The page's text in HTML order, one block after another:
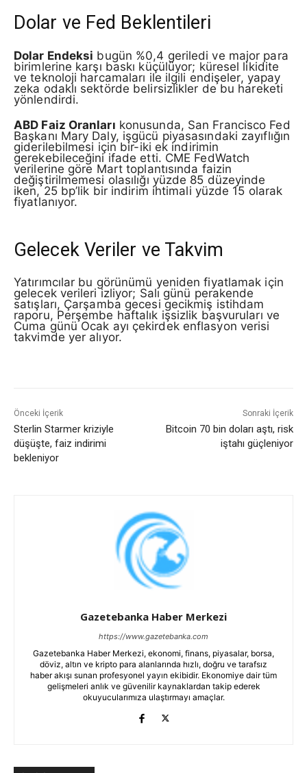
Dolar ve Fed Beklentileri
Dolar Endeksi bugün %0,4 geriledi ve major para
birimlerine karşı baskı küçülüyor; küresel likidite
ve teknoloji harcamaları ile ilgili endişeler, yapay
zeka odaklı sektörde belirsizlikler de bu hareketi
yönlendirdi.
ABD Faiz Oranları konusunda, San Francisco Fed
Başkanı Mary Daly, işgücü piyasasındaki zayıflığın
giderilebilmesi için bir-iki ek indirimin
gerekebileceğini ifade etti. CME FedWatch
verilerine göre Mart toplantısında faizin
değiştirilmemesi olasılığı yüzde 85 düzeyinde
iken, 25 bp’lik bir indirim ihtimali yüzde 15 olarak
fiyatlanıyor.
Gelecek Veriler ve Takvim
Yatırımcılar bu görünümü yeniden fiyatlamak için
gelecek verileri izliyor; Salı günü perakende
satışları, Çarşamba gecesi gecikmiş istihdam
raporu, Perşembe haftalık işsizlik başvuruları ve
Cuma günü Ocak ayı çekirdek enflasyon verisi
takvimde yer alıyor.
Önceki İçerik
Sterlin Starmer kriziyle
düşüşte, faiz indirimi
bekleniyor
Sonraki İçerik
Bitcoin 70 bin doları aştı, risk
iştahı güçleniyor
Gazetebanka Haber Merkezi
https://www.gazetebanka.com
Gazetebanka Haber Merkezi, ekonomi, finans, piyasalar, borsa,
döviz, altın ve kripto para alanlarında hızlı, doğru ve tarafsız
haber akışı sunan profesyonel yayın ekibidir. Ekonomiye dair tüm
gelişmeleri anlık ve güvenilir kaynaklardan takip ederek
okuyucularımıza ulaştırmayı amaçlar.